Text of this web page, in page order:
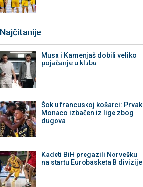
Najčitanije
Musa i Kamenjaš dobili veliko
pojačanje u klubu
Šok u francuskoj košarci: Prvak
Monaco izbačen iz lige zbog
dugova
Kadeti BiH pregazili Norvešku
na startu Eurobasketa B divizije